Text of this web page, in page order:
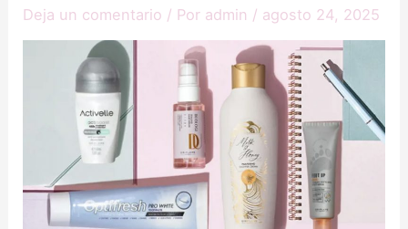
Deja un comentario / Por admin / agosto 24, 2025